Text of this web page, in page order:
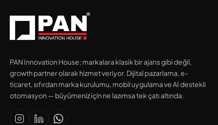
PAN Innovation House; markalara klasik bir ajans gibi değil,
growth partner olarak hizmet veriyor. Dijital pazarlama, e-
ticaret, sıfırdan marka kurulumu, mobil uygulama ve AI destekli
otomasyon — büyümeniz için ne lazımsa tek çatı altında.